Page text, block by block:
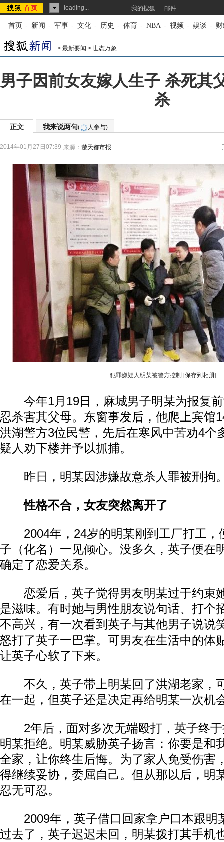
loading... 我的搜狐 邮件
首页 - 新闻 - 军事 - 文化 - 历史 - 体育 - NBA - 视频 - 娱谈 -
> 最新要闻 > 世态万象
男子因前女友嫁人生子 杀死其
杀
正文 我来说两句( 人参与)
2014年01月27日07:39 来源： 楚天都市报
犯罪嫌疑人明某被警方控制 [保存到相册]
今年1月19日，麻城男子明某为报复前
忍杀害其父母。东窗事发后，他爬上宾馆
洪湖警方3位民警，先后在寒风中苦劝4个
疑人劝下楼并予以抓捕。
昨日，明某因涉嫌故意杀人罪被刑拘
性格不合，女友突然离开了
2004年，24岁的明某刚到工厂打工，
子（化名）一见倾心。没多久，英子便在
确定了恋爱关系。
恋爱后，英子觉得男友明某过于约束
是滋味。有时她与男性朋友说句话、打个
不高兴，有一次看到英子与其他男子说说
怒打了英子一巴掌。可男友在生活中的体
让英子心软了下来。
不久，英子带上明某回了洪湖老家，
在一起，但英子还是决定再给明某一次机
2年后，面对多次无端殴打，英子终于
明某拒绝。明某威胁英子扬言：你要是和
全家，让你终生后悔。为了家人免受伤害
得继续妥协，委屈自己。但从那以后，明
忍无可忍。
2009年，英子借口回家拿户口本跟明
过去了，英子迟迟未回，明某拨打其手机